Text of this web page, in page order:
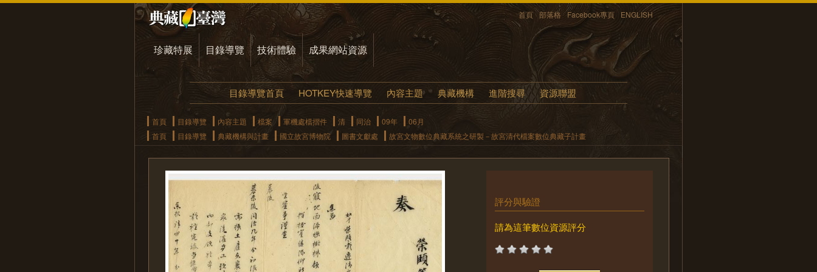
首頁 部落格 Facebook專頁 ENGLISH
珍藏特展 目錄導覽 技術體驗 成果網站資源
目錄導覽首頁 HOTKEY快速導覽 內容主題 典藏機構 進階搜尋 資源聯盟
首頁 目錄導覽 內容主題 檔案 軍機處檔摺件 清 同治 09年
06月
首頁
目錄導覽 典藏機構與計畫 國立故宮博物院 圖書文獻處 故宮文物數位典藏系統之研製－故宮清代檔案數位典藏子計畫
評分與驗證
請為這筆數位資源評分